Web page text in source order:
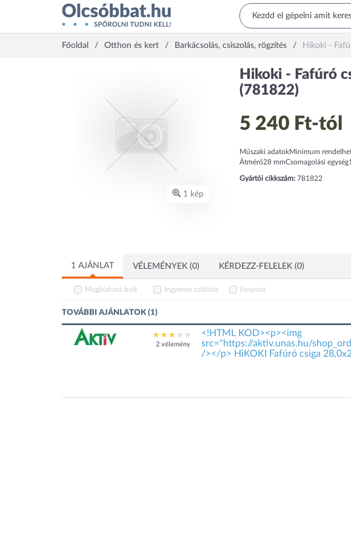
Főoldal Otthon és kert Barkácsolás, csiszolás, rögzítés Hikoki -
1 kép
Hikoki - Fafúró
(781822)
5 240 Ft-tól
Műszaki adatokMinimum
Átmérő28 mmCsomagolási
Gyártói cikkszám:781822
1 AJÁNLAT VÉLEMÉNYEK (0) KÉRDEZZ-FELELEK (0)
Megbízható bolt Ingyenes szállítás Foxpost
TOVÁBBI AJÁNLATOK (1)
2 vélemény
<!HTML KOD><p><img
src="https://aktiv.unas.hu/
/></p> HiKOKI Fafúró csiga